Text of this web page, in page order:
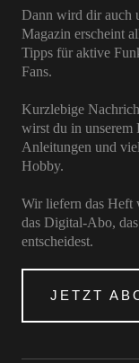
Dann wird dir auch
Magazin erscheint
Tipps für aktive
Fans.
Kurzlebige
wirst du in unserem
Anleitungen und
Hobby.
Wir liefern das Heft
das Digital-Abo,
entscheidest.
JETZT